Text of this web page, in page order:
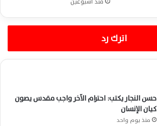
اترك رد
حسن النجار يكتب: احترام الآخر واجب مقدس يصون
كيان الإنسان
منذ يوم واحد